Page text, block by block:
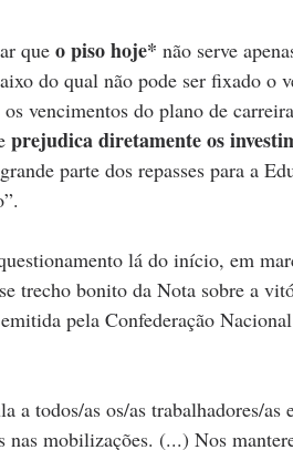
que o piso hoje* não serve
do qual não pode ser fixado o
vencimentos do plano de
prejudica diretamente os
parte dos repasses para a
lá do início, em
trecho bonito da Nota sobre a
pela Confederação
a todos/as os/as trabalhadores/as
nas mobilizações. (...) Nos